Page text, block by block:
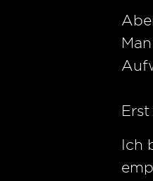
Ich